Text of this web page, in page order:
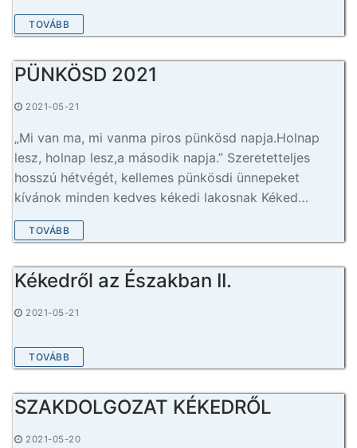
TOVÁBB
PÜNKÖSD 2021
2021-05-21
„Mi van ma, mi vanma piros pünkösd napja.Holnap
lesz, holnap lesz,a második napja.” Szeretetteljes
hosszú hétvégét, kellemes pünkösdi ünnepeket
kívánok minden kedves kékedi lakosnak Kéked…
TOVÁBB
Kékedről az Északban II.
2021-05-21
TOVÁBB
SZAKDOLGOZAT KÉKEDRŐL
2021-05-20